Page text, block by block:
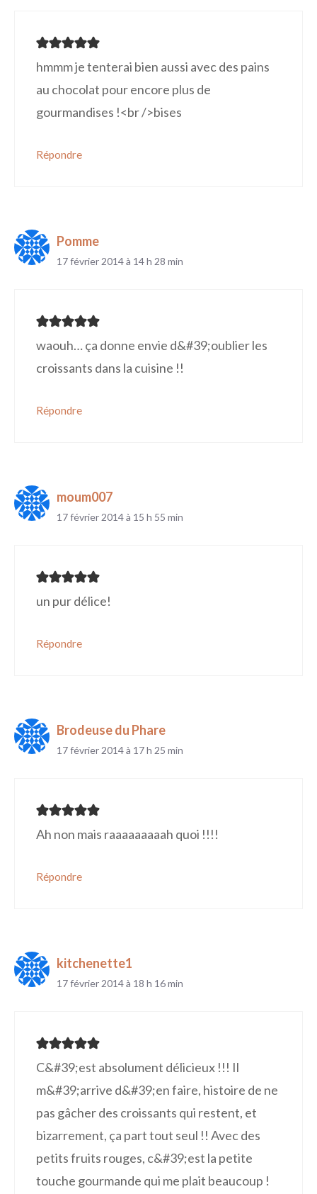
hmmm je tenterai bien aussi avec des pains
au chocolat pour encore plus de
gourmandises !<br />bises
Répondre
Pomme
17 février 2014 à 14 h 28 min
waouh… ça donne envie d&#39;oublier les
croissants dans la cuisine !!
Répondre
moum007
17 février 2014 à 15 h 55 min
un pur délice!
Répondre
Brodeuse du Phare
17 février 2014 à 17 h 25 min
Ah non mais raaaaaaaaah quoi !!!!
Répondre
kitchenette1
17 février 2014 à 18 h 16 min
C&#39;est absolument délicieux !!! Il
m&#39;arrive d&#39;en faire, histoire de ne
pas gâcher des croissants qui restent, et
bizarrement, ça part tout seul !! Avec des
petits fruits rouges, c&#39;est la petite
touche gourmande qui me plait beaucoup !